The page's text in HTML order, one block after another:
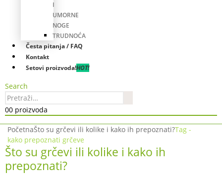
I
UMORNE
NOGE
TRUDNOĆA
Česta pitanja / FAQ
Kontakt
Setovi proizvoda!HOT!
Search
00 proizvoda
PočetnaŠto su grčevi ili kolike i kako ih prepoznati?Tag -
kako prepoznati grčeve
Što su grčevi ili kolike i kako ih
prepoznati?